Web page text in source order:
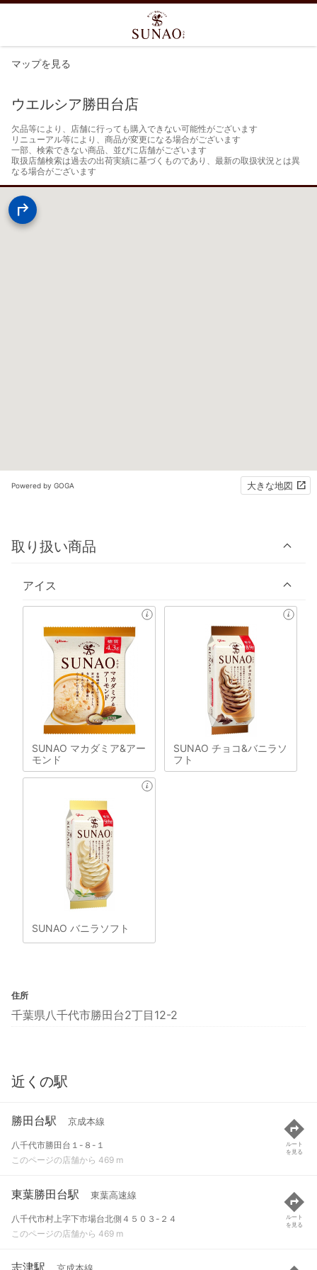
マップを見る
ウエルシア勝田台店
欠品等により、店舗に行っても購入できない可能性がございます
リニューアル等により、商品が変更になる場合がございます
一部、検索できない商品、並びに店舗がございます
取扱店舗検索は過去の出荷実績に基づくものであり、最新の取扱状況とは異
なる場合がございます
Powered by GOGA 大きな地図
取り扱い商品
アイス
SUNAO マカダミア&アー
モンド
SUNAO チョコ&バニラソ
フト
SUNAO バニラソフト
住所
千葉県八千代市勝田台2丁目12-2
近くの駅
勝田台駅 京成本線
八千代市勝田台１-８-１
このページの店舗から 469 m
ルート
を見る
東葉勝田台駅 東葉高速線
八千代市村上字下市場台北側４５０３-２４
このページの店舗から 469 m
ルート
を見る
志津駅